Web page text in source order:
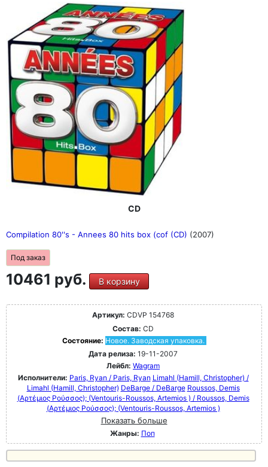
CD
Compilation 80''s - Annees 80 hits box (cof (CD) (2007)
Под заказ
10461 руб. В корзину
Артикул: CDVP 154768
Состав: CD
Состояние: Новое. Заводская упаковка.
Дата релиза: 19-11-2007
Лейбл: Wagram
Исполнители: Paris, Ryan / Paris, Ryan Limahl (Hamill, Christopher) /
Limahl (Hamill, Christopher) DeBarge / DeBarge Roussos, Demis
(Αρτέμιος Ρούσσος); (Ventouris-Roussos, Artemios ) / Roussos, Demis
(Αρτέμιος Ρούσσος); (Ventouris-Roussos, Artemios )
Показать больше
Жанры: Поп